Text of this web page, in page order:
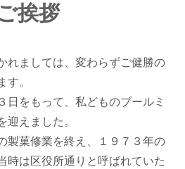
挨拶
れましては、変わらずご健勝の
す。
日をもって、私どものブールミ
迎えました。
製菓修業を終え、１９７３年の
時は区役所通りと呼ばれていた